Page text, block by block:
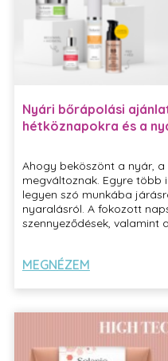
Nyári bőrápolási
hétköznapokra és a
Ahogy beköszönt a nyár, a
megváltoznak. Egyre több
legyen szó munkába
nyaralásról. A fokozott
szennyeződések, valamint
összeállítást mutat be: az
MEGNÉZEM